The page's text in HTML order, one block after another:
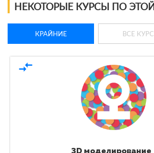
НЕКОТОРЫЕ КУРСЫ ПО
КРАЙНИЕ ВСЕ
compare_arrows